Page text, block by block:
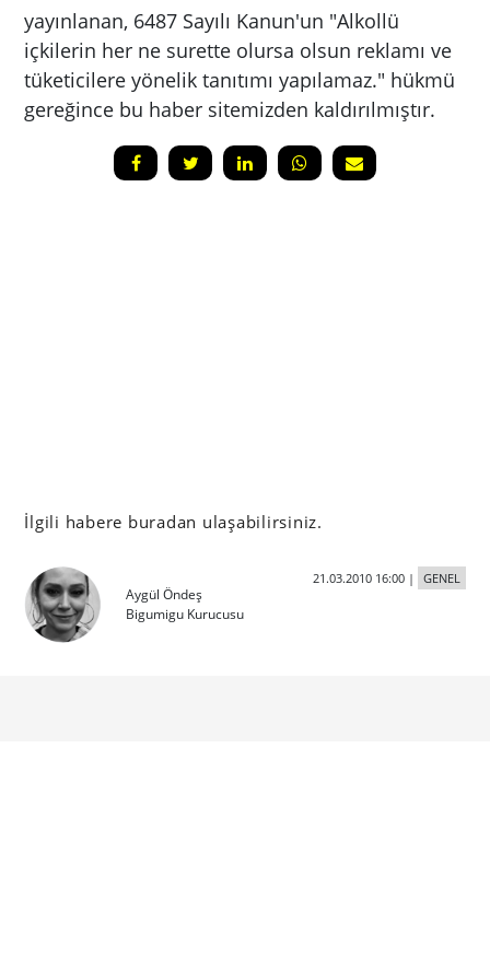
yayınlanan, 6487 Sayılı Kanun'un "Alkollü
içkilerin her ne surette olursa olsun reklamı ve
tüketicilere yönelik tanıtımı yapılamaz." hükmü
gereğince bu haber sitemizden kaldırılmıştır.
İlgili habere buradan ulaşabilirsiniz.
Aygül Öndeş
Bigumigu Kurucusu
21.03.2010 16:00| GENEL